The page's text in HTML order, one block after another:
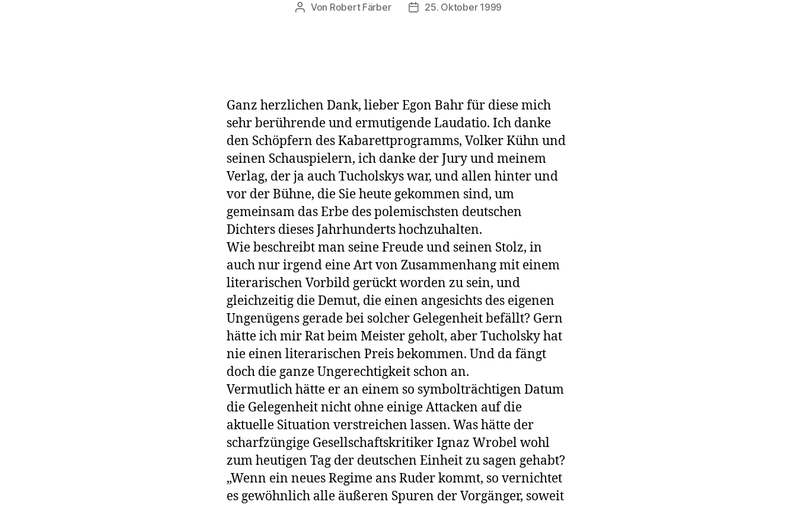
Beitragsautor
Von Robert Färber Veröffentlichungsdatum
25. Oktober 1999
Ganz herzlichen Dank, lieber Egon Bahr für diese mich
sehr berührende und ermutigende Laudatio. Ich danke
den Schöpfern des Kabarettprogramms, Volker Kühn und
seinen Schauspielern, ich danke der Jury und meinem
Verlag, der ja auch Tucholskys war, und allen hinter und
vor der Bühne, die Sie heute gekommen sind, um
gemeinsam das Erbe des polemischsten deutschen
Dichters dieses Jahrhunderts hochzuhalten.
Wie beschreibt man seine Freude und seinen Stolz, in
auch nur irgend eine Art von Zusammenhang mit einem
literarischen Vorbild gerückt worden zu sein, und
gleichzeitig die Demut, die einen angesichts des eigenen
Ungenügens gerade bei solcher Gelegenheit befällt? Gern
hätte ich mir Rat beim Meister geholt, aber Tucholsky hat
nie einen literarischen Preis bekommen. Und da fängt
doch die ganze Ungerechtigkeit schon an.
Vermutlich hätte er an einem so symbolträchtigen Datum
die Gelegenheit nicht ohne einige Attacken auf die
aktuelle Situation verstreichen lassen. Was hätte der
scharfzüngige Gesellschaftskritiker Ignaz Wrobel wohl
zum heutigen Tag der deutschen Einheit zu sagen gehabt?
„Wenn ein neues Regime ans Ruder kommt, so vernichtet
es gewöhnlich alle äußeren Spuren der Vorgänger, soweit